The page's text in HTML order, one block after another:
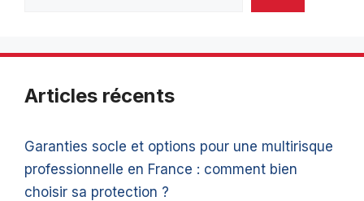
Articles récents
Garanties socle et options pour une multirisque
professionnelle en France : comment bien
choisir sa protection ?